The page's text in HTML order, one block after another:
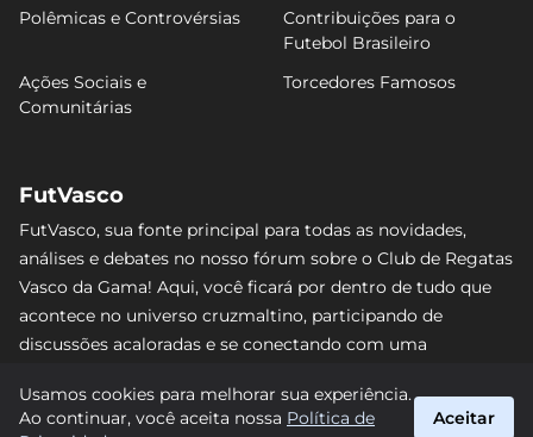
Polêmicas e Controvérsias
Contribuições para o
Futebol Brasileiro
Ações Sociais e
Comunitárias
Torcedores Famosos
FutVasco
FutVasco, sua fonte principal para todas as novidades,
análises e debates no nosso fórum sobre o Club de Regatas
Vasco da Gama! Aqui, você ficará por dentro de tudo que
acontece no universo cruzmaltino, participando de
discussões acaloradas e se conectando com uma
nenhum lance e acompanhe de perto o caminho do Vasco
rumo às vitórias! #Vasco #FutVasco
Usamos cookies para melhorar sua experiência.
Ao continuar, você aceita nossa Política de
Aceitar